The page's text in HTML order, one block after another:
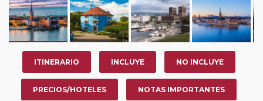
ITINERARIO INCLUYE NO INCLUYE
PRECIOS/HOTELES NOTAS IMPORTANTES